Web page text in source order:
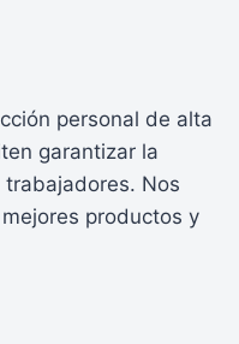
personal de alta
garantizar la
Nos
productos y